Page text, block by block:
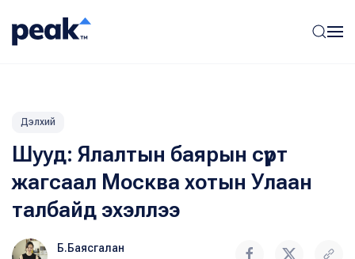
Дэлхий
Шууд: Ялалтын баярын сүрт
жагсаал Москва хотын Улаан
талбайд эхэллээ
Б.Баясгалан